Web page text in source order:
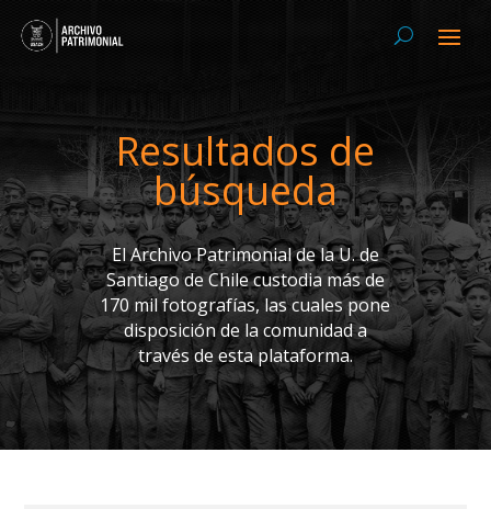
Resultados de
búsqueda
El Archivo Patrimonial de la U. de
Santiago de Chile custodia más de
170 mil fotografías, las cuales pone
disposición de la comunidad a
través de esta plataforma.